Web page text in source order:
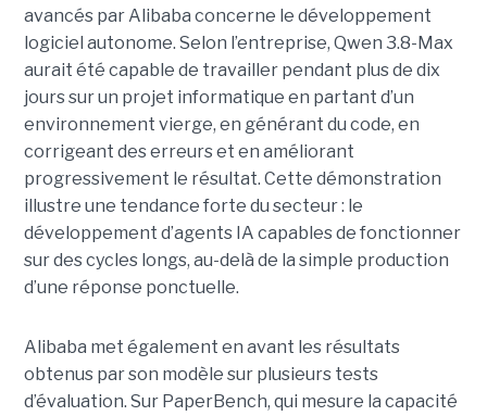
avancés par Alibaba concerne le développement
logiciel autonome. Selon l’entreprise, Qwen 3.8-Max
aurait été capable de travailler pendant plus de dix
jours sur un projet informatique en partant d’un
environnement vierge, en générant du code, en
corrigeant des erreurs et en améliorant
progressivement le résultat. Cette démonstration
illustre une tendance forte du secteur : le
développement d’agents IA capables de fonctionner
sur des cycles longs, au-delà de la simple production
d’une réponse ponctuelle.
Alibaba met également en avant les résultats
obtenus par son modèle sur plusieurs tests
d’évaluation. Sur PaperBench, qui mesure la capacité